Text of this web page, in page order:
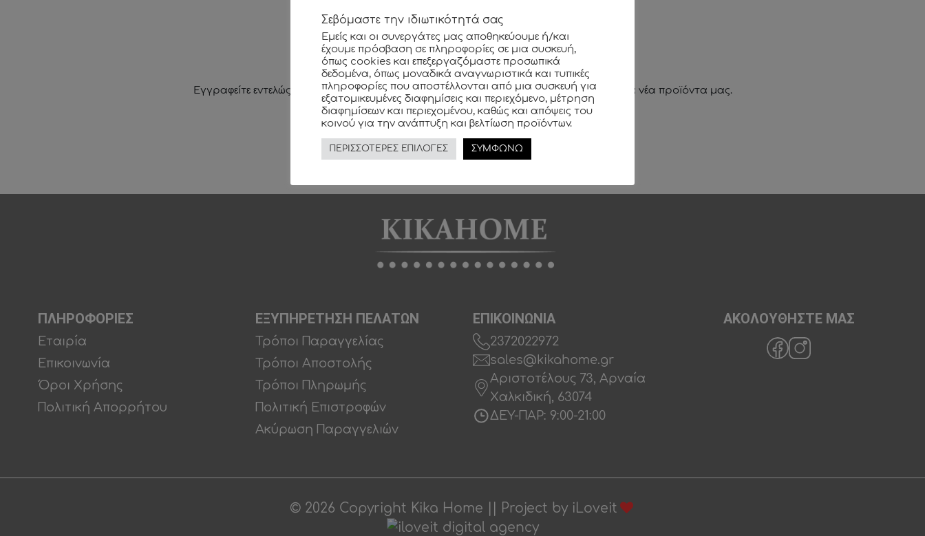
NEWSLETTER
Εγγραφείτε εντελώς δωρεάν και μάθετε πρώτοι για όλες τις μοναδικές προσφορές και τα νέα προϊόντα μας.
ΠΛΗΡΟΦΟΡΙΕΣ
Εταιρία
Επικοινωνία
Όροι Χρήσης
Πολιτική Απορρήτου
ΕΞΥΠΗΡΕΤΗΣΗ ΠΕΛΑΤΩΝ
Τρόποι Παραγγελίας
Τρόποι Αποστολής
Τρόποι Πληρωμής
Πολιτική Επιστροφών
Ακύρωση Παραγγελιών
ΕΠΙΚΟΙΝΩΝΙΑ
2372022972
sales@kikahome.gr
Αριστοτέλους 73, Αρναία
Χαλκιδική, 63074
ΔΕΥ-ΠΑΡ: 9:00-21:00
ΑΚΟΛΟΥΘΗΣΤΕ ΜΑΣ
© 2026 Copyright Kika Home || Project by iLoveit
Σεβόμαστε την ιδιωτικότητά σας
Εμείς και οι συνεργάτες μας αποθηκεύουμε ή/και
έχουμε πρόσβαση σε πληροφορίες σε μια συσκευή,
όπως cookies και επεξεργαζόμαστε προσωπικά
δεδομένα, όπως μοναδικά αναγνωριστικά και τυπικές
πληροφορίες που αποστέλλονται από μια συσκευή για
εξατομικευμένες διαφημίσεις και περιεχόμενο, μέτρηση
διαφημίσεων και περιεχομένου, καθώς και απόψεις του
κοινού για την ανάπτυξη και βελτίωση προϊόντων.
ΠΕΡΙΣΣΟΤΕΡΕΣ ΕΠΙΛΟΓΕΣ ΣΥΜΦΩΝΩ